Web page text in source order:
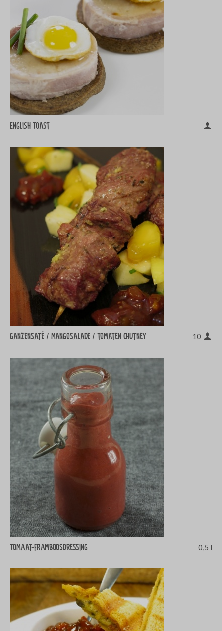
English Toast
Ganzensaté / mangosalade / tomaten chutney 10
Tomaat-framboosdressing 0,5 l